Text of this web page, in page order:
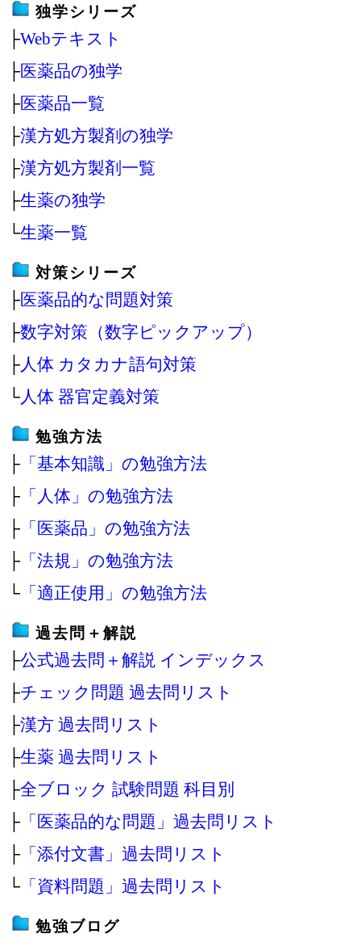
独学シリーズ
├Webテキスト
├医薬品の独学
├医薬品一覧
├漢方処方製剤の独学
├漢方処方製剤一覧
├生薬の独学
└生薬一覧
対策シリーズ
├医薬品的な問題対策
├数字対策（数字ピックアップ）
├人体 カタカナ語句対策
└人体 器官定義対策
勉強方法
├ 「基本知識」の勉強方法
├ 「人体」の勉強方法
├ 「医薬品」の勉強方法
├ 「法規」の勉強方法
└ 「適正使用」の勉強方法
過去問＋解説
├公式過去問＋解説 インデックス
├チェック問題 過去問リスト
├漢方 過去問リスト
├生薬 過去問リスト
├全ブロック 試験問題 科目別
├ 「医薬品的な問題」過去問リスト
├ 「添付文書」過去問リスト
└ 「資料問題」過去問リスト
勉強ブログ